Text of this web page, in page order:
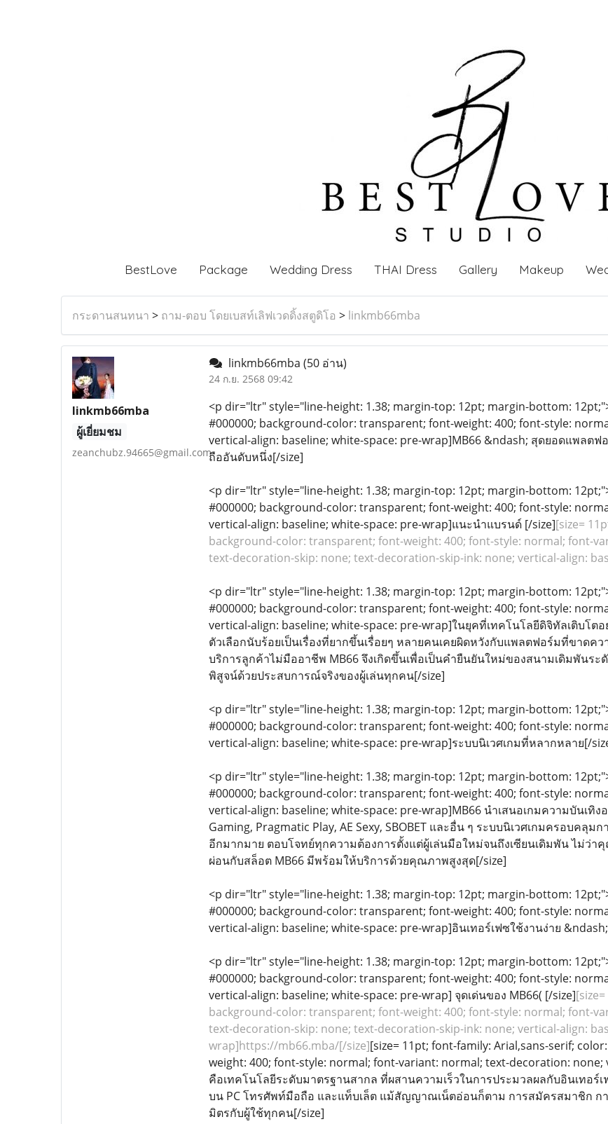
BestLove Package Wedding Dress THAI Dress Gallery Makeup
กระดานสนทนา > ถาม-ตอบ โดยเบสท์เลิฟเวดดิ้งสตูดิโอ > linkmb66mba
linkmb66mba
ผู้เยี่ยมชม
zeanchubz.94665@gmail.com
linkmb66mba (50 อ่าน)
24 ก.ย. 2568 09:42
<p dir="ltr" style="line-height: 1.38; margin-top: 12pt; margin-bottom:
#000000; background-color: transparent; font-weight: 400; font-style:
vertical-align: baseline; white-space: pre-wrap]MB66 &ndash; สุดยอดแพลต
ถืออันดับหนึ่ง[/size]
<p dir="ltr" style="line-height: 1.38; margin-top: 12pt; margin-bottom:
#000000; background-color: transparent; font-weight: 400; font-style:
vertical-align: baseline; white-space: pre-wrap]แนะนำแบรนด์ [/size][size=
background-color: transparent; font-weight: 400; font-style: normal; font-
text-decoration-skip: none; text-decoration-skip-ink: none; vertical-align:
<p dir="ltr" style="line-height: 1.38; margin-top: 12pt; margin-bottom:
#000000; background-color: transparent; font-weight: 400; font-style:
vertical-align: baseline; white-space: pre-wrap]ในยุคที่เทคโนโลยีดิจิทัลเติบโต
ตัวเลือกนับร้อยเป็นเรื่องที่ยากขึ้นเรื่อยๆ หลายคนเคยผิดหวังกับแพลตฟอร์มที่ขาดค
บริการลูกค้าไม่มืออาชีพ MB66 จึงเกิดขึ้นเพื่อเป็นคำยืนยันใหม่ของสนามเดิมพันร
พิสูจน์ด้วยประสบการณ์จริงของผู้เล่นทุกคน[/size]
<p dir="ltr" style="line-height: 1.38; margin-top: 12pt; margin-bottom:
#000000; background-color: transparent; font-weight: 400; font-style:
vertical-align: baseline; white-space: pre-wrap]ระบบนิเวศเกมที่หลากหลาย[/
<p dir="ltr" style="line-height: 1.38; margin-top: 12pt; margin-bottom:
#000000; background-color: transparent; font-weight: 400; font-style:
vertical-align: baseline; white-space: pre-wrap]MB66 นำเสนอเกมความบันเ
Gaming, Pragmatic Play, AE Sexy, SBOBET และอื่น ๆ ระบบนิเวศเกมครอบคลุ
อีกมากมาย ตอบโจทย์ทุกความต้องการตั้งแต่ผู้เล่นมือใหม่จนถึงเซียนเดิมพัน ไม่ว่
ผ่อนกับสล็อต MB66 มีพร้อมให้บริการด้วยคุณภาพสูงสุด[/size]
<p dir="ltr" style="line-height: 1.38; margin-top: 12pt; margin-bottom:
#000000; background-color: transparent; font-weight: 400; font-style:
vertical-align: baseline; white-space: pre-wrap]อินเทอร์เฟซใช้งานง่าย
<p dir="ltr" style="line-height: 1.38; margin-top: 12pt; margin-bottom:
#000000; background-color: transparent; font-weight: 400; font-style:
vertical-align: baseline; white-space: pre-wrap] จุดเด่นของ MB66( [/size]
background-color: transparent; font-weight: 400; font-style: normal; font-
text-decoration-skip: none; text-decoration-skip-ink: none; vertical-align:
wrap]https://mb66.mba/[/size][size= 11pt; font-family: Arial,sans-serif;
weight: 400; font-style: normal; font-variant: normal; text-decoration: none;
คือเทคโนโลยีระดับมาตรฐานสากล ที่ผสานความเร็วในการประมวลผลกับอินเทอร์
บน PC โทรศัพท์มือถือ และแท็บเล็ต แม้สัญญาณเน็ตอ่อนก็ตาม การสมัครสมาชิก กา
มิตรกับผู้ใช้ทุกคน[/size]